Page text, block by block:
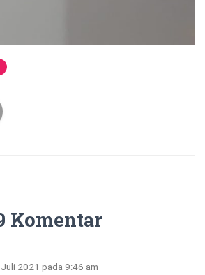
Komentar
Juli 2021 pada 9:46 am